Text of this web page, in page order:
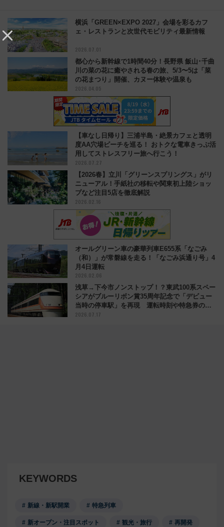
横浜「GREEN×EXPO 2027」会場を彩るカフ
ェ・レストランと次世代モビリティ最新情報
2026.07.01
都心から新幹線で1時間40分！長野県 飯山･千曲
川の菜の花に癒やされる春の旅、5/3〜5は「菜
の花まつり」開催、カヌー体験や温泉も
2026.04.05
【車なし日帰り】三浦半島・絶景カフェと透明
度AA穴場ビーチを巡る！ おトクな電車きっぷ活
用してストレスフリー旅へ行こう！
2026.07.27
【2026春】立川「グリーンスプリングス」がリ
ニューアル！手紙社の移転や関東初上陸ショッ
プなど注目5店を徹底解説
2026.02.16
オールグリーン車の豪華列車E655系「なごみ
（和）」が常磐線を走る！「なごみ浜通り号」4
月4日運転
2026.02.06
浅草→下今市ノンストップ！？東武100系スペー
シアがブルーリボン賞35周年記念で「デビュー
当時の停車駅」を再現 運転時刻や特急券の買
い方を紹介
2026.07.17
KEYWORDS
新線・新駅開業 特急列車
新オープン・注目スポット 観光・旅行 再開発